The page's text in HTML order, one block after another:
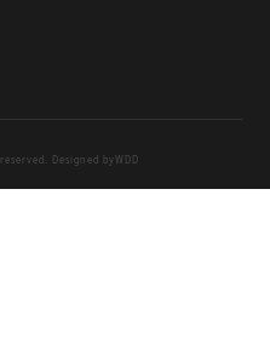
Designed byWDD